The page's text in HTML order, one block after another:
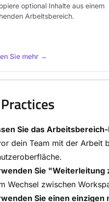
optional Inhalte aus einem
Arbeitsbereich.
Sie mehr →
Sie das
dein Team mit der Arbeit
Sie
Wechsel zwischen
Sie einen